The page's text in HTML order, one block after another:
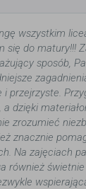
wszystkim
się do matury!!!
sposób,
i przejrzyste.
dzięki
zrozumieć
znacznie
Na zajęciach
również